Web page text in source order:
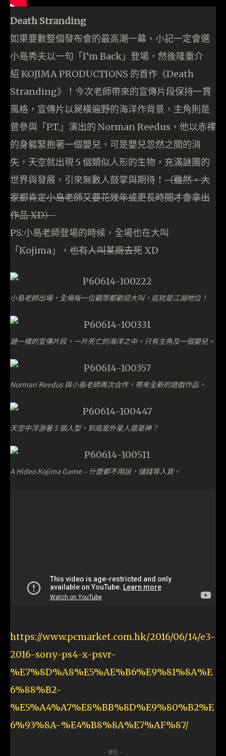
Death Stranding
如果要數整個發布會的最高潮一幕，小記一定會選
小島秀夫以一句「I’m Back」登場，然後隆重介
紹 KOJIMA PRODUCTIONS 的首作《Death
Stranding》！今次老師帶來的宣傳片段保持一貫
風格，宣傳片以屍橫遍野的海洋作背景，主角則是
曾參與「P.T.」演出的 Norman Reedus，他以赤裸
的身軀緊抱著一個嬰兒，可是嬰兒忽然之間的消
失，天空就出現 5 個類似人形的生物，充滿謎團的
世界與發展，引來無數人鼓掌與期待！ （雖然，大
家都肯定小島老師又要花幾年或更長時間才會拿出
作品 XD）
PS:小島老師登場的時候，全場也在大叫
「Kojima」， 也有人叫某廠去死XD
小島老師出場，全場每一位觀眾都歡迎大叫，這就是江湖地位！
謎一樣的宣傳片段，一片死亡的海洋之中，只有主角及一個嬰兒。
Norman Reedus 與小島老師再次合作，帶來全新的遊戲作品。
天空中浮游著 5 個人型，到底是外星人還是神？
A Hideo Kojima Game – 什麼都不用說，儲錢等入貨。
https://www.pcmarket.com.hk/2016/06/14/e3-
2016-sony-ps4-x-psvr-
%E7%8D%A8%E5%AE%B6%E9%81%8A%E
6%88%B2-
%E5%A4%A7%E8%BB%8D%E9%80%B2%E
6%93%8A-%E4%B8%8A%E7%AF%87/
- 廣告 -